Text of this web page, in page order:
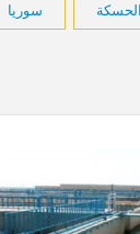
الحسكة سوريا